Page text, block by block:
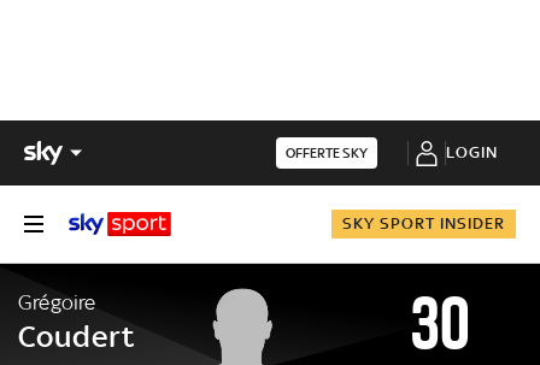
OFFERTE SKY LOGIN
SKY SPORT INSIDER
Grégoire
Coudert 30